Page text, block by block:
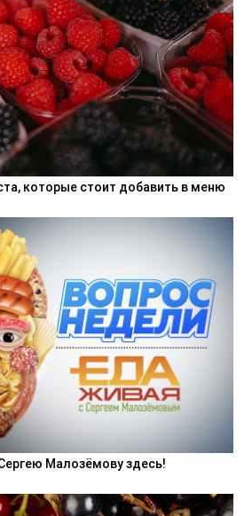
которые стоит добавить в меню
Малозёмову здесь!